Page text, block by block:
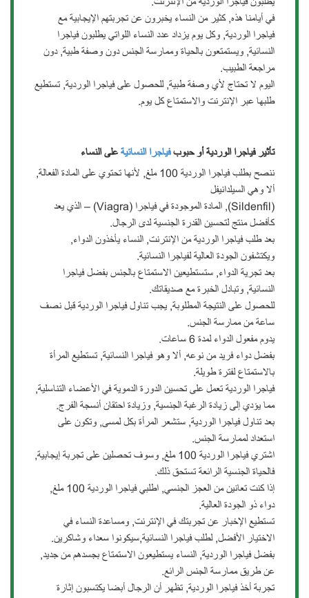
في أيامنا هذه, كثير من النساء يخبرون عن تجربتهم الإيجابية مع
فياجرا الوردية, وكل يوم يزداد عدد النساء اللواتي يطلبون فياجرا
النسائية, ويستمتعون بالحياة وممارسة الجنس دون وصفة طبية, دون
مراجعة الطبيب.
اليوم لا تحتاج ﻷي وصفة طبية, للحصول على فياجرا الوردية, تستطيع
طلبها عبر الإنترنت والاستمتاع كل يوم.
تأثير فياجرا الوردية أو حبوبفياجرا النسائيةعلى النساء
ننصح بطلب فياجرا الوردية 100 ملغ, لأنها تحتوي على المادة الفعالة,
ألا وهي السيلدانيفل
(Sildenfil), المادة الموجودة في فياجرا (Viagra) – الذي يعد
كأفضل منتج لتحسين القدرة الجنسية لدى الرجال.
بعد طلب فياجرا الوردية من الإنترنت, النساء يأخذون الدواء,
ويكتشفون الجودة العالية لفياجرا النسائية.
بعد تجرية الدواء, ستستطيعين الاستمتاع بالجنس بفضل فياجرا
النسائية, وتبادل الخبرة مع صديقاتك.
للحصول على النتيجة المطلوبة, يجب تناول فياجرا الوردية قبل نصف
ساعة من ممارسة الجنس.
يدوم مفعول الدواء لمدة 6 ساعات.
بفضل دواء فريد من نوعه, ألا وهو فياجرا النسائية, تستطيع المرأة
بالاستمتاع لفترة طويلة.
فياجرا الوردية تعمل على تحسين الدورة الدموية في الأعضاء التناسلية,
مما يؤدي إلى زيادة الرغبة الجنسية, وزيادة احتقان أنسجة الفرج.
بعد تناول فياجرا الوردية, ستشعر المرأة بكل لمسى, وتكون على
استعداد لممارسة الجنس.
اشتري فياجرا الوردية 100 ملغ, وسوف تحصلين على تجربة إيجابية,
فالحياة الجنسية الرائعة تستحق ذلك.
إذا كنت تعانين من العجز الجنسي, اطلبي فياجرا الوردية 100 ملغ,
دواء ذو الجودة العالية.
تستطيع الإخبار عن تجربتك في الإنترنت, ومساعدة النساء في
الاختيار الأفضل, لطلب فياجرا النسائية,سيكونوا سعداء وشاكرين.
بفضل فياجرا الوردية, النساء يستطيعون الاستمتاع بجسدهم من جديد,
عن طريق ممارسة الجنس الرائع.
تجربة أخذ فياجرا الوردية, تظهر أن الرجال أبضا يكتسبون إثارة